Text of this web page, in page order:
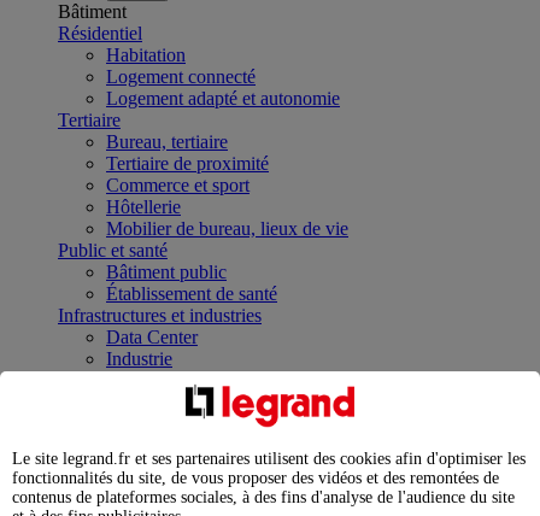
Bâtiment
Résidentiel
Habitation
Logement connecté
Logement adapté et autonomie
Tertiaire
Bureau, tertiaire
Tertiaire de proximité
Commerce et sport
Hôtellerie
Mobilier de bureau, lieux de vie
Public et santé
Bâtiment public
Établissement de santé
Infrastructures et industries
Data Center
Industrie
Infrastructures
Contrôler et planifier le fonctionnement des appareils
Répartir et optimiser son tableau électrique
Legrand Data Center Solutions : concentrer les
expertises au service de vos performances
Le site legrand.fr et ses partenaires utilisent des cookies afin d'optimiser les
fonctionnalités du site, de vous proposer des vidéos et des remontées de
contenus de plateformes sociales, à des fins d'analyse de l'audience du site